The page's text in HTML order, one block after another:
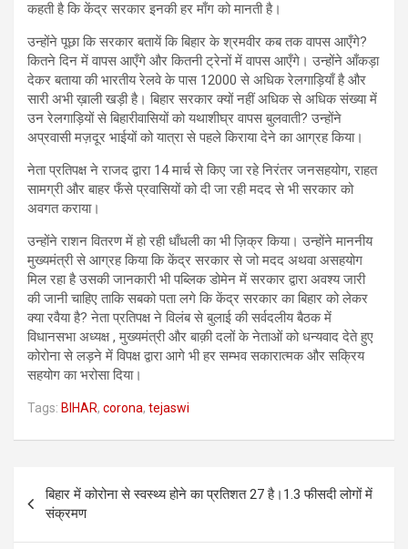
कहती है कि केंद्र सरकार इनकी हर माँग को मानती है।
उन्होंने पूछा कि सरकार बतायें कि बिहार के श्रमवीर कब तक वापस आएँगे?
कितने दिन में वापस आएँगे और कितनी ट्रेनों में वापस आएँगे। उन्होंने आँकड़ा
देकर बताया की भारतीय रेलवे के पास 12000 से अधिक रेलगाड़ियाँ है और
सारी अभी ख़ाली खड़ी है। बिहार सरकार क्यों नहीं अधिक से अधिक संख्या में
उन रेलगाड़ियों से बिहारीवासियों को यथाशीघ्र वापस बुलवाती? उन्होंने
अप्रवासी मज़दूर भाईयों को यात्रा से पहले किराया देने का आग्रह किया।
नेता प्रतिपक्ष ने राजद द्वारा 14 मार्च से किए जा रहे निरंतर जनसहयोग, राहत
सामग्री और बाहर फँसे प्रवासियों को दी जा रही मदद से भी सरकार को
अवगत कराया।
उन्होंने राशन वितरण में हो रही धाँधली का भी ज़िक्र किया। उन्होंने माननीय
मुख्यमंत्री से आग्रह किया कि केंद्र सरकार से जो मदद अथवा असहयोग
मिल रहा है उसकी जानकारी भी पब्लिक डोमेन में सरकार द्वारा अवश्य जारी
की जानी चाहिए ताकि सबको पता लगे कि केंद्र सरकार का बिहार को लेकर
क्या रवैया है? नेता प्रतिपक्ष ने विलंब से बुलाई की सर्वदलीय बैठक में
विधानसभा अध्यक्ष , मुख्यमंत्री और बाक़ी दलों के नेताओं को धन्यवाद देते हुए
कोरोना से लड़ने में विपक्ष द्वारा आगे भी हर सम्भव सकारात्मक और सक्रिय
सहयोग का भरोसा दिया।
Tags: BIHAR, corona, tejaswi
Post
navigation
बिहार में कोरोना से स्वस्थ्य होने का प्रतिशत 27 है।1.3 फीसदी लोगों में
संक्रमण